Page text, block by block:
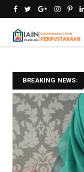
BREAKING NEWS:
Uncategorized